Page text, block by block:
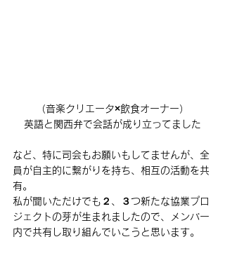
（音楽クリエータ×飲食オーナー）
英語と関西弁で会話が成り立ってました
など、特に司会もお願いもしてませんが、全
員が自主的に繋がりを持ち、相互の活動を共
有。
私が聞いただけでも２、３つ新たな協業プロ
ジェクトの芽が生まれましたので、メンバー
内で共有し取り組んでいこうと思います。